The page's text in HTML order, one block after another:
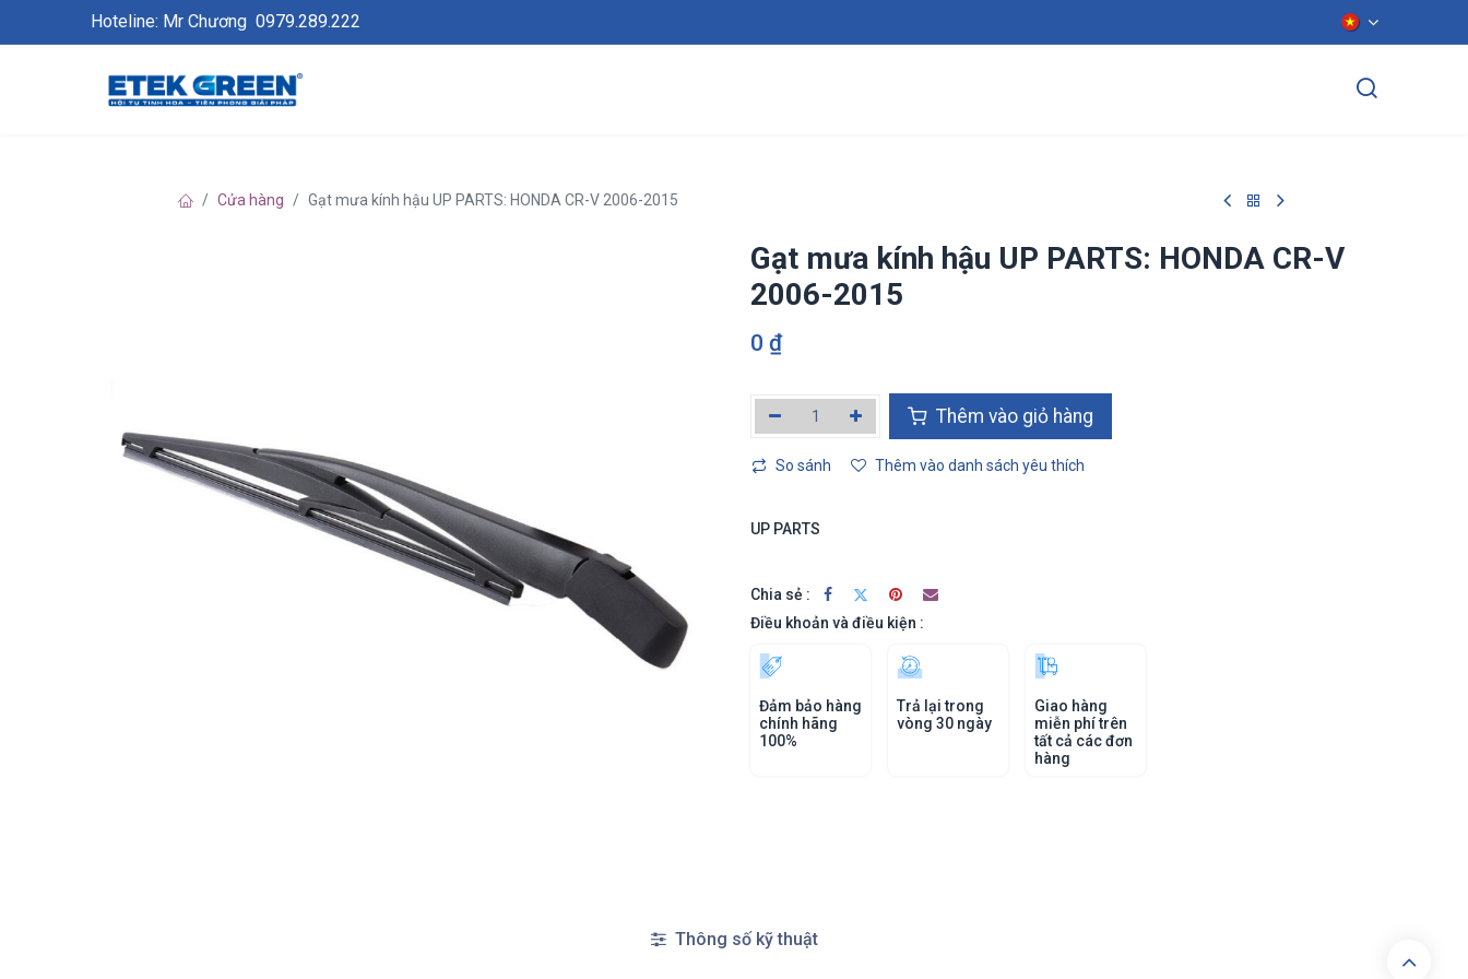
Hoteline: Mr Chương 0979.289.222
Cửa hàng Gạt mưa kính hậu UP PARTS: HONDA CR-V 2006-2015
Gạt mưa kính hậu UP PARTS: HONDA CR-V
2006-2015
0 ₫
Thêm vào giỏ hàn​​​​g
So sánh Thêm vào danh sách yêu thích
UP PARTS
Chia sẻ :
Điều khoản và điều kiện :
Đảm bảo hàng
chính hãng
100%
Trả lại trong
vòng 30 ngày
Giao hàng
miễn phí trên
tất cả các đơn
hàng
Thông số kỹ thuật